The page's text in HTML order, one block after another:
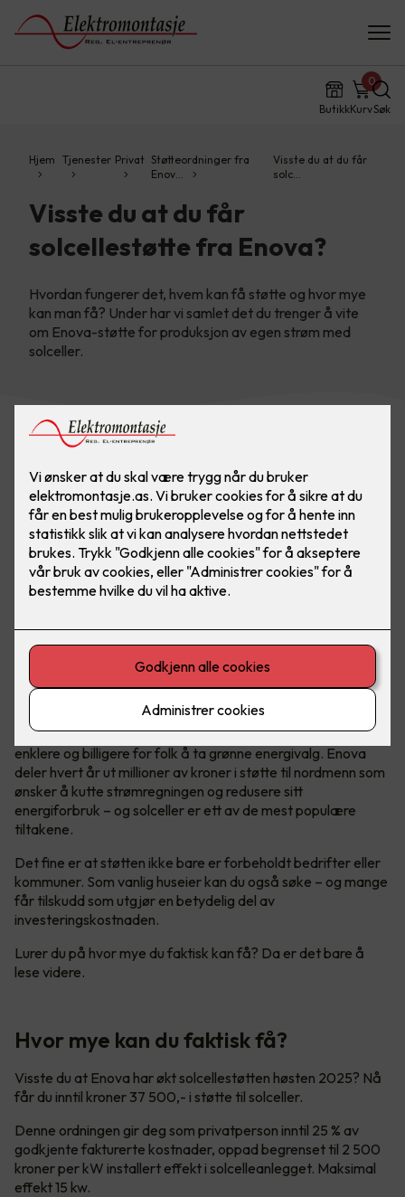
ButikkKurv
0
Søk
Hjem Tjenester Privat Støtteordninger fra
Enov…
Visste du at du får
solc…
Visste du at du får
solcellestøtte fra Enova?
Hvordan fungerer det, hvem kan få støtte og hvor mye
kan man få? Under har vi samlet det du trenger å vite
om Enova-støtte for produksjon av egen strøm med
solceller.
Hvem er Enova?
Enova er et statlig selskap med ett oppdrag - å gjøre det
enklere og billigere for folk å ta grønne energivalg. Enova
deler hvert år ut millioner av kroner i støtte til nordmenn som
ønsker å kutte strømregningen og redusere sitt
energiforbruk – og solceller er ett av de mest populære
tiltakene.
Det fine er at støtten ikke bare er forbeholdt bedrifter eller
kommuner. Som vanlig huseier kan du også søke – og mange
får tilskudd som utgjør en betydelig del av
investeringskostnaden.
Lurer du på hvor mye du faktisk kan få? Da er det bare å
lese videre.
Hvor mye kan du faktisk få?
Visste du at Enova har økt solcellestøtten høsten 2025? Nå
får du inntil kroner 37 500,- i støtte til solceller.
Denne ordningen gir deg som privatperson inntil 25 % av
godkjente fakturerte kostnader, oppad begrenset til 2 500
kroner per kW installert effekt i solcelleanlegget. Maksimal
effekt 15 kw.